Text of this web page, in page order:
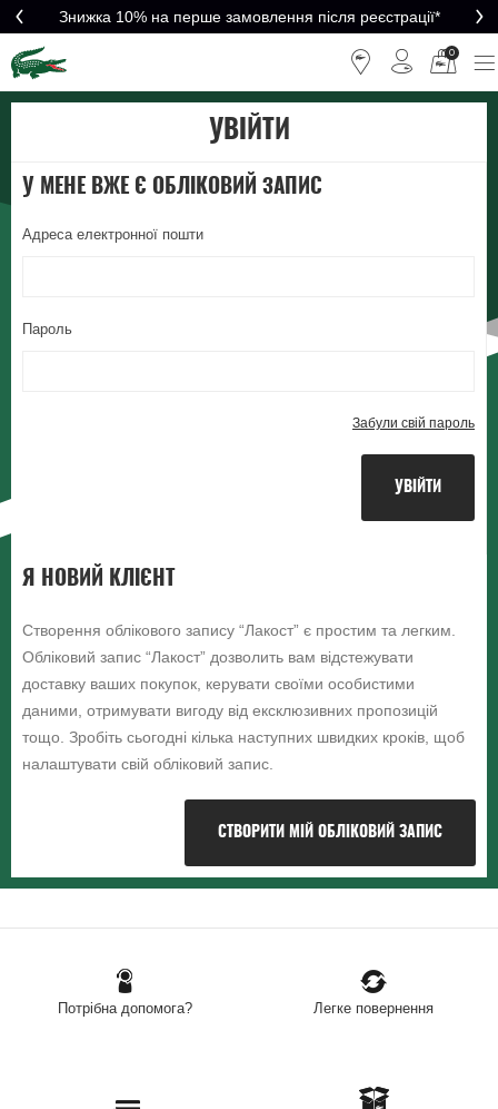
Знижка 10% на перше замовлення після реєстрації*
0
УВІЙТИ
У МЕНЕ ВЖЕ Є ОБЛІКОВИЙ ЗАПИС
адреса електронної пошти
пароль
Забули свій пароль
УВІЙТИ
Я НОВИЙ КЛІЄНТ
Створення облікового запису “Лакост” є простим та легким.
Обліковий запис “Лакост” дозволить вам відстежувати
доставку ваших покупок, керувати своїми особистими
даними, отримувати вигоду від ексклюзивних пропозицій
тощо. Зробіть сьогодні кілька наступних швидких кроків, щоб
налаштувати свій обліковий запис.
СТВОРИТИ МІЙ ОБЛІКОВИЙ ЗАПИС
Потрібна допомога? Легке повернення